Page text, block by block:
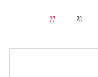
27 28